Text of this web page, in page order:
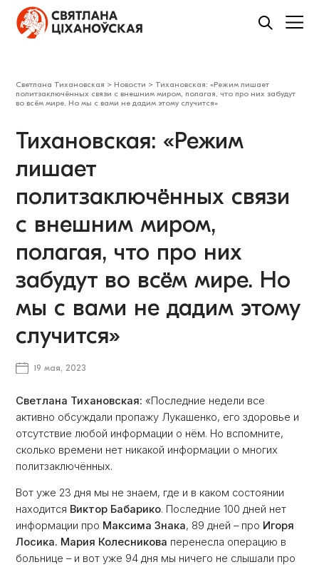
Светлана Тихановская > Новости > ​Тихановская: «Режим лишает
политзаключённых связи с внешним миром, полагая, что про них забудут
во всём мире. Но мы с вами не дадим этому случится»
​Тихановская: «Режим
лишает
политзаключённых связи
с внешним миром,
полагая, что про них
забудут во всём мире. Но
мы с вами не дадим этому
случится»
19 мая, 2023
Светлана Тихановская: «Последние недели все
активно обсуждали пропажу Лукашенко, его здоровье и
отсутствие любой информации о нём. Но вспомните,
сколько времени нет никакой информации о многих
политзаключённых.
Вот уже 23 дня мы не знаем, где и в каком состоянии
находится Виктор Бабарико. Последние 100 дней нет
информации про Максима Знака, 89 дней – про Игоря
Лосика. Мария Колесникова перенесла операцию в
больнице – и вот уже 94 дня мы ничего не слышали про